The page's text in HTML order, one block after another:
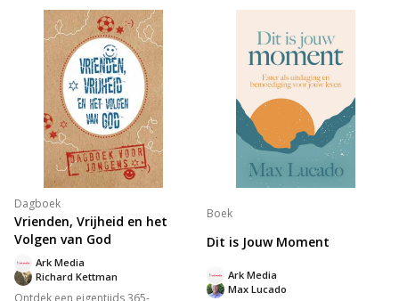
inspirerend verhaal over
veerkracht en geloof.
kunt laten.
Dagboek
Vrienden, Vrijheid en het
Volgen van God
Richard Kettman
Ark Media
Ontdek een eigentijds 365-
Boek
Dit is Jouw Moment
Max Lucado
Ark Media